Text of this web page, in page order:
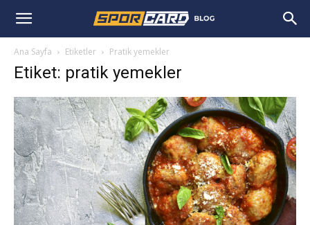
Ana Sayfa Etiketler Pratik yemekler
Etiket: pratik yemekler